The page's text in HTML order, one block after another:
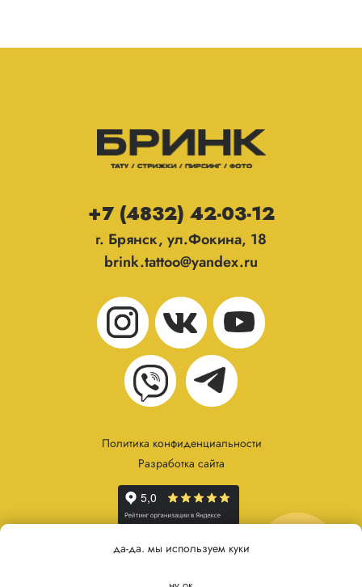
г. Брянск, ул.Фокина, 18
brink.tattoo@yandex.ru
+7 (4832) 42-03-12
Политика конфиденциальности
Разработка сайта
да-да. мы используем куки